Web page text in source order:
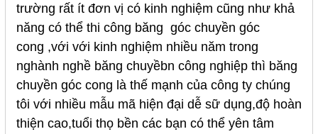
trường rất ít đơn vị có kinh nghiệm cũng như khả
năng có thể thi công băng góc chuyền góc
cong ,với với kinh nghiệm nhiều năm trong
nghành nghề băng chuyềbn công nghiệp thì băng
chuyền góc cong là thế mạnh của công ty chúng
tôi với nhiều mẫu mã hiện đại dễ sữ dụng,độ hoàn
thiện cao,tuổi thọ bền các bạn có thể yên tâm